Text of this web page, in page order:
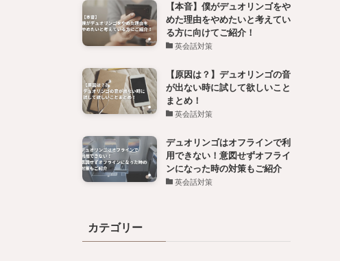
【本音】僕がデュオリンゴをや
めた理由をやめたいと考えてい
る方に向けてご紹介！
英会話対策
【原因は？】デュオリンゴの音
が出ない時に試して欲しいこと
まとめ！
英会話対策
デュオリンゴはオフラインで利
用できない！意図せずオフライ
ンになった時の対策もご紹介
英会話対策
カテゴリー